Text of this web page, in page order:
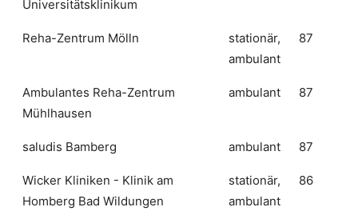
Universitätsklinikum
Reha-Zentrum Mölln
stationär,
ambulant
87
Ambulantes Reha-Zentrum
Mühlhausen
ambulant 87
saludis Bamberg ambulant 87
Wicker Kliniken - Klinik am
Homberg Bad Wildungen
stationär,
ambulant
86